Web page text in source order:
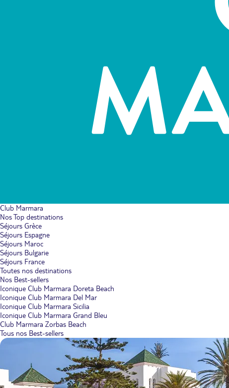
Club Marmara
Nos Top destinations
Séjours Grèce
Séjours Espagne
Séjours Maroc
Séjours Bulgarie
Séjours France
Toutes nos destinations
Nos Best-sellers
Iconique Club Marmara Doreta Beach
Iconique Club Marmara Del Mar
Iconique Club Marmara Sicilia
Iconique Club Marmara Grand Bleu
Club Marmara Zorbas Beach
Tous nos Best-sellers